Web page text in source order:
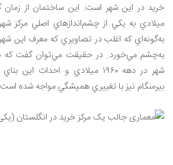
ميلادي به يکي از چشم‌اندازهاي اصلي مرکز
به‌گونه‌اي که اغلب در تصاويري که معرف اين
به‌چشم مي‌خورد. در حقيقت مي‌توان گفت که
شهر در دهه ۱۹۶۰ ميلادي و احداث
بيرمنگام نيز با تغييري هميشگي مواجه شده